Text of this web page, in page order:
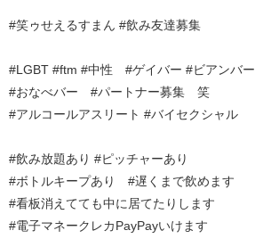
#笑ゥせえるすまん #飲み友達募集
#LGBT #ftm #中性 #ゲイバー #ビアンバー
#おなべバー #パートナー募集 笑
#アルコールアスリート #バイセクシャル
#飲み放題あり #ピッチャーあり
#ボトルキープあり #遅くまで飲めます
#看板消えてても中に居てたりします
#電子マネークレカPayPayいけます